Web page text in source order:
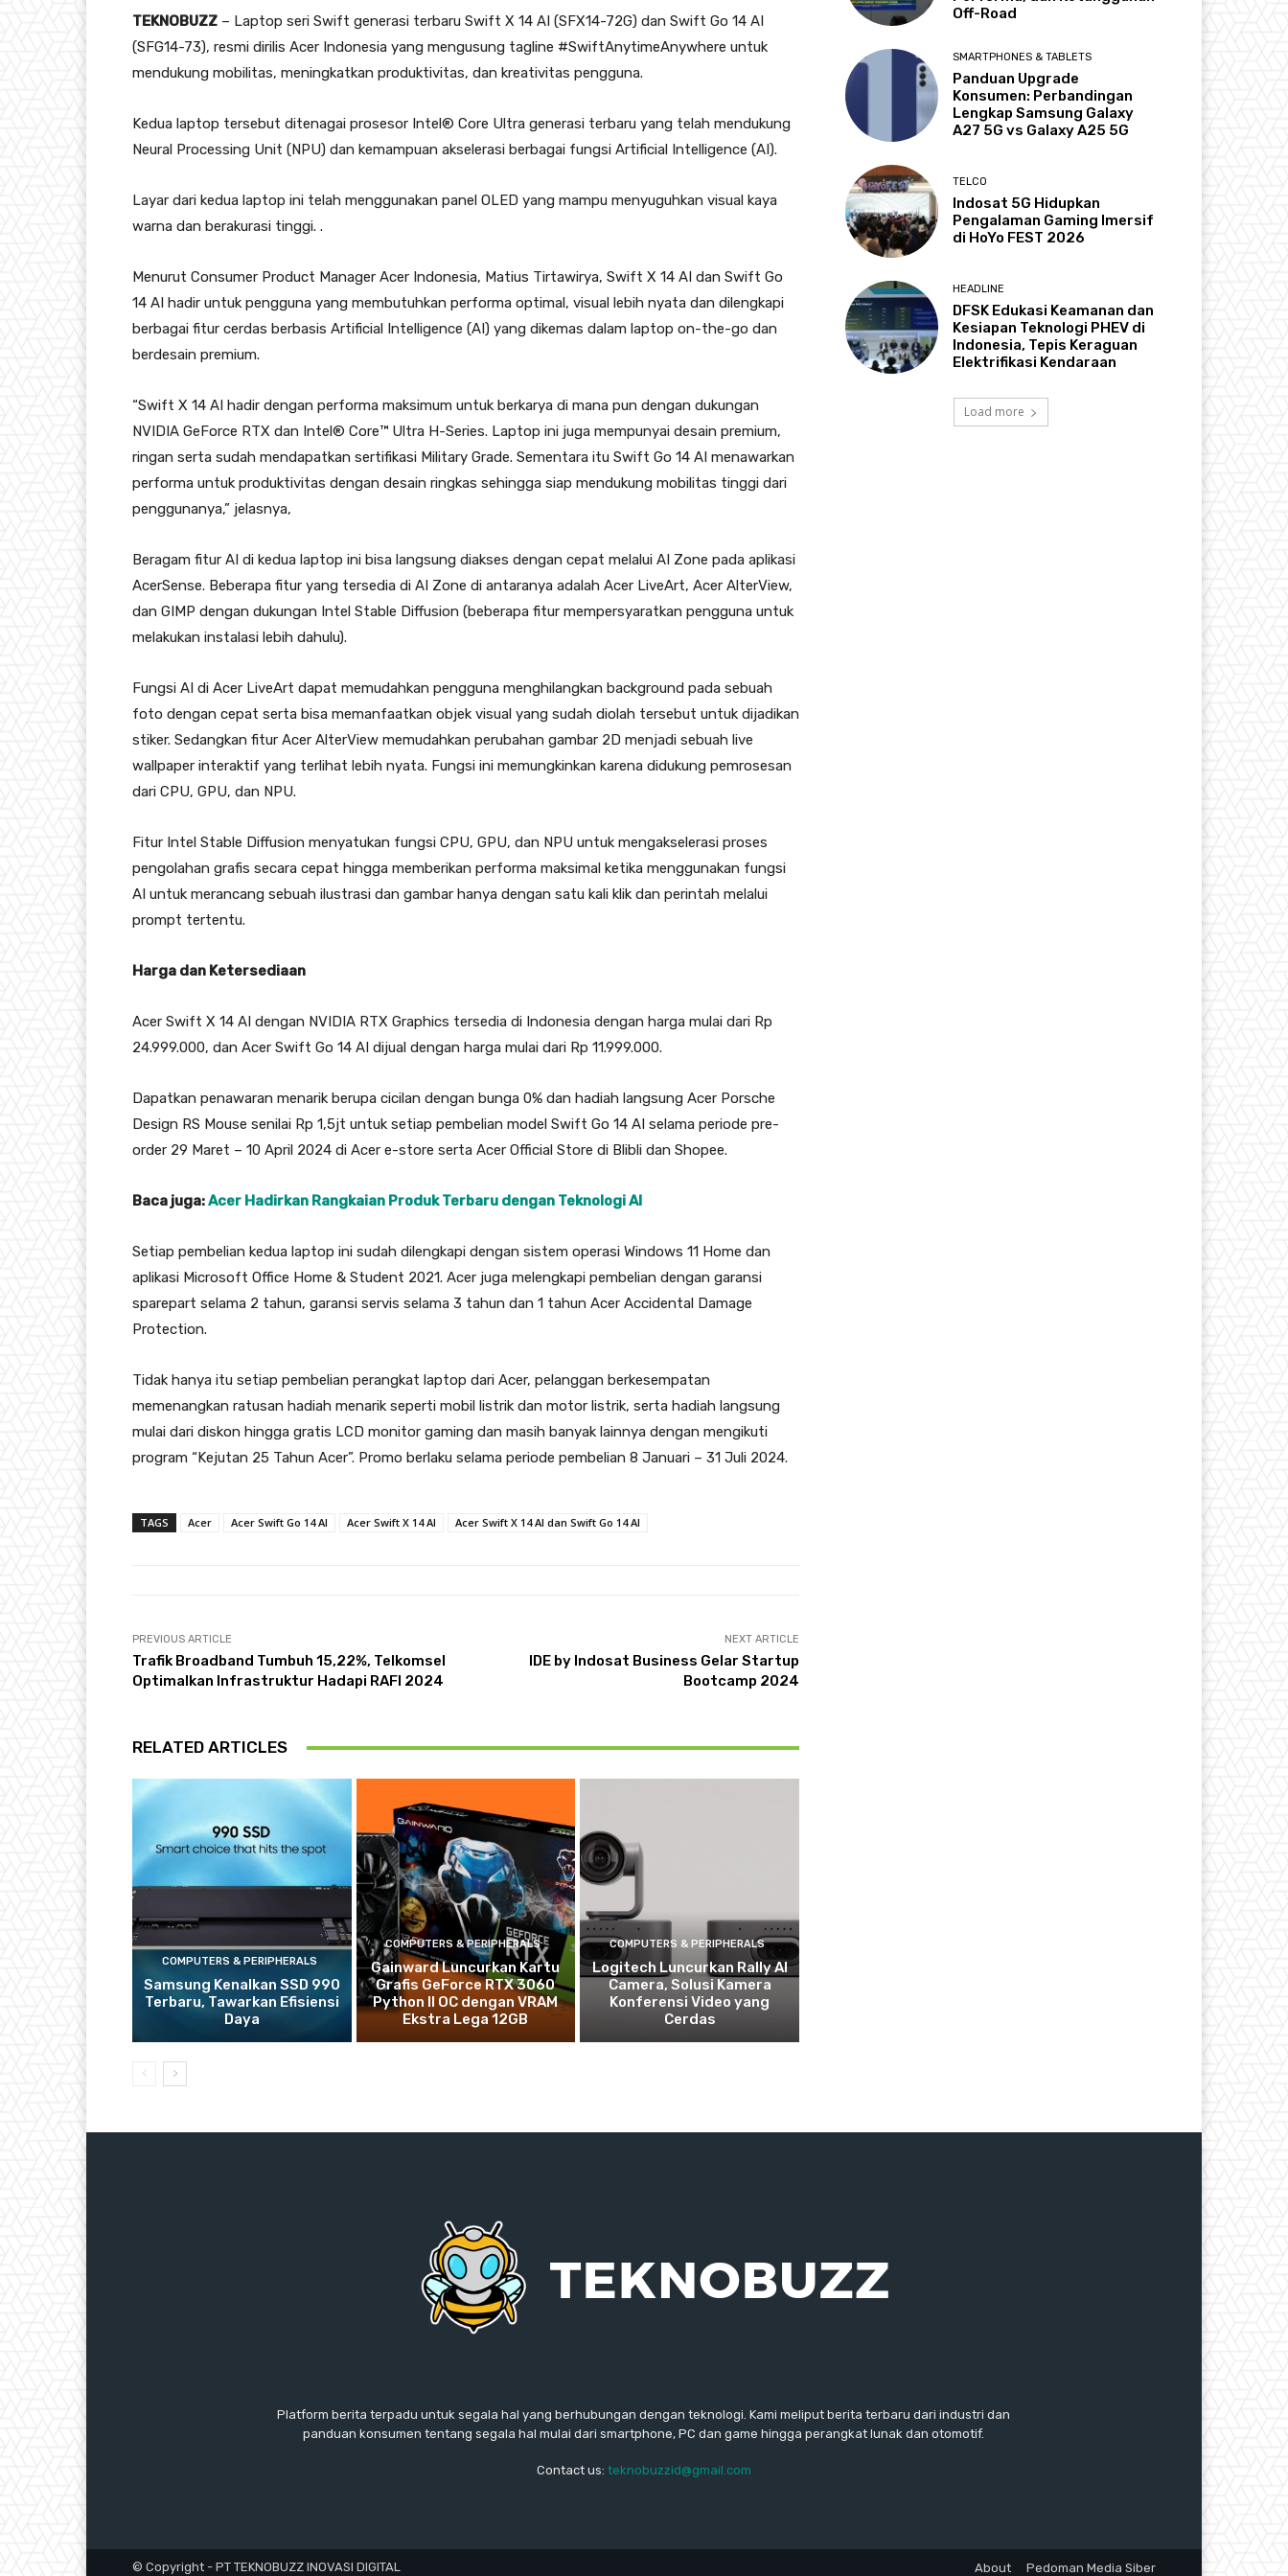
TEKNOBUZZ – Laptop seri Swift generasi terbaru Swift X 14 AI (SFX14-72G) dan Swift Go 14 AI
(SFG14-73), resmi dirilis Acer Indonesia yang mengusung tagline #SwiftAnytimeAnywhere untuk
mendukung mobilitas, meningkatkan produktivitas, dan kreativitas pengguna.
Kedua laptop tersebut ditenagai prosesor Intel® Core Ultra generasi terbaru yang telah mendukung
Neural Processing Unit (NPU) dan kemampuan akselerasi berbagai fungsi Artificial Intelligence (AI).
Layar dari kedua laptop ini telah menggunakan panel OLED yang mampu menyuguhkan visual kaya
warna dan berakurasi tinggi. .
Menurut Consumer Product Manager Acer Indonesia, Matius Tirtawirya, Swift X 14 AI dan Swift Go
14 AI hadir untuk pengguna yang membutuhkan performa optimal, visual lebih nyata dan dilengkapi
berbagai fitur cerdas berbasis Artificial Intelligence (AI) yang dikemas dalam laptop on-the-go dan
berdesain premium.
“Swift X 14 AI hadir dengan performa maksimum untuk berkarya di mana pun dengan dukungan
NVIDIA GeForce RTX dan Intel® Core™ Ultra H-Series. Laptop ini juga mempunyai desain premium,
ringan serta sudah mendapatkan sertifikasi Military Grade. Sementara itu Swift Go 14 AI menawarkan
performa untuk produktivitas dengan desain ringkas sehingga siap mendukung mobilitas tinggi dari
penggunanya,” jelasnya,
Beragam fitur AI di kedua laptop ini bisa langsung diakses dengan cepat melalui AI Zone pada aplikasi
AcerSense. Beberapa fitur yang tersedia di AI Zone di antaranya adalah Acer LiveArt, Acer AlterView,
dan GIMP dengan dukungan Intel Stable Diffusion (beberapa fitur mempersyaratkan pengguna untuk
melakukan instalasi lebih dahulu).
Fungsi AI di Acer LiveArt dapat memudahkan pengguna menghilangkan background pada sebuah
foto dengan cepat serta bisa memanfaatkan objek visual yang sudah diolah tersebut untuk dijadikan
stiker. Sedangkan fitur Acer AlterView memudahkan perubahan gambar 2D menjadi sebuah live
wallpaper interaktif yang terlihat lebih nyata. Fungsi ini memungkinkan karena didukung pemrosesan
dari CPU, GPU, dan NPU.
Fitur Intel Stable Diffusion menyatukan fungsi CPU, GPU, dan NPU untuk mengakselerasi proses
pengolahan grafis secara cepat hingga memberikan performa maksimal ketika menggunakan fungsi
AI untuk merancang sebuah ilustrasi dan gambar hanya dengan satu kali klik dan perintah melalui
prompt tertentu.
Harga dan Ketersediaan
Acer Swift X 14 AI dengan NVIDIA RTX Graphics tersedia di Indonesia dengan harga mulai dari Rp
24.999.000, dan Acer Swift Go 14 AI dijual dengan harga mulai dari Rp 11.999.000.
Dapatkan penawaran menarik berupa cicilan dengan bunga 0% dan hadiah langsung Acer Porsche
Design RS Mouse senilai Rp 1,5jt untuk setiap pembelian model Swift Go 14 AI selama periode pre-
order 29 Maret – 10 April 2024 di Acer e-store serta Acer Official Store di Blibli dan Shopee.
Baca juga:Acer Hadirkan Rangkaian Produk Terbaru dengan Teknologi AI
Setiap pembelian kedua laptop ini sudah dilengkapi dengan sistem operasi Windows 11 Home dan
aplikasi Microsoft Office Home & Student 2021. Acer juga melengkapi pembelian dengan garansi
sparepart selama 2 tahun, garansi servis selama 3 tahun dan 1 tahun Acer Accidental Damage
Protection.
Tidak hanya itu setiap pembelian perangkat laptop dari Acer, pelanggan berkesempatan
memenangkan ratusan hadiah menarik seperti mobil listrik dan motor listrik, serta hadiah langsung
mulai dari diskon hingga gratis LCD monitor gaming dan masih banyak lainnya dengan mengikuti
program “Kejutan 25 Tahun Acer”. Promo berlaku selama periode pembelian 8 Januari – 31 Juli 2024.
TAGS Acer Acer Swift Go 14 AI Acer Swift X 14 AI Acer Swift X 14 AI dan Swift Go 14 AI
PREVIOUS ARTICLE
Trafik Broadband Tumbuh 15,22%, Telkomsel
Optimalkan Infrastruktur Hadapi RAFI 2024
NEXT ARTICLE
IDE by Indosat Business Gelar Startup
Bootcamp 2024
RELATED ARTICLES
COMPUTERS & PERIPHERALS
Samsung Kenalkan SSD 990
Terbaru, Tawarkan Efisiensi
Daya
COMPUTERS & PERIPHERALS
Gainward Luncurkan Kartu
Grafis GeForce RTX 3060
Python II OC dengan VRAM
Ekstra Lega 12GB
COMPUTERS & PERIPHERALS
Logitech Luncurkan Rally AI
Camera, Solusi Kamera
Konferensi Video yang
Cerdas
Off-Road
SMARTPHONES & TABLETS
Panduan Upgrade
Konsumen: Perbandingan
Lengkap Samsung Galaxy
A27 5G vs Galaxy A25 5G
TELCO
Indosat 5G Hidupkan
Pengalaman Gaming Imersif
di HoYo FEST 2026
HEADLINE
DFSK Edukasi Keamanan dan
Kesiapan Teknologi PHEV di
Indonesia, Tepis Keraguan
Elektrifikasi Kendaraan
Load more
Platform berita terpadu untuk segala hal yang berhubungan dengan teknologi. Kami meliput berita terbaru dari industri dan
panduan konsumen tentang segala hal mulai dari smartphone, PC dan game hingga perangkat lunak dan otomotif.
Contact us: teknobuzzid@gmail.com
© Copyright - PT TEKNOBUZZ INOVASI DIGITAL About Pedoman Media Siber